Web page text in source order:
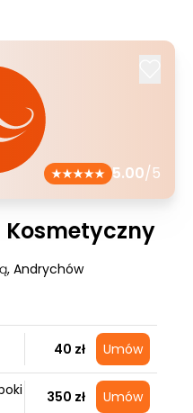
5.00/5
Kosmetyczny
, Andrychów
40 zł Umów
350 zł Umów